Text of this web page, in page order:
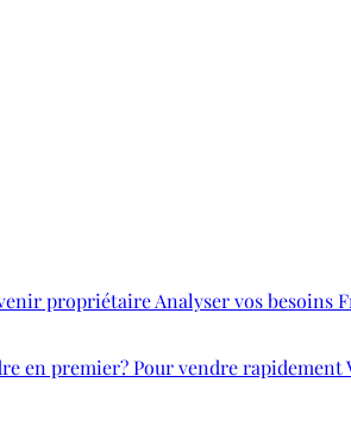
propriétaireAnalyser vos besoins
en premier?Pour vendre rapidement